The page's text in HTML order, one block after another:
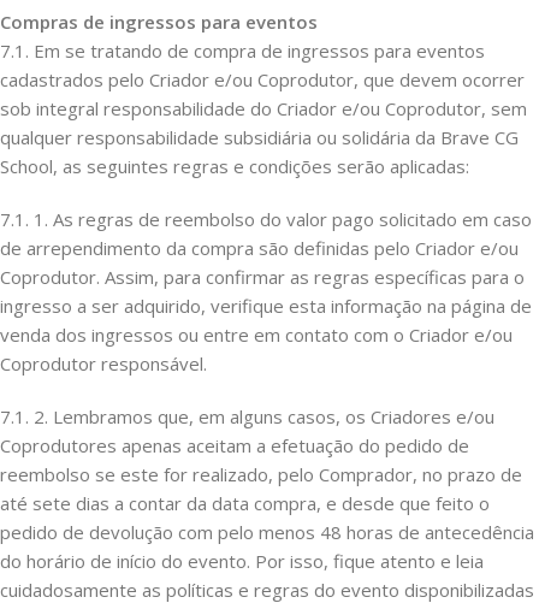
Compras de ingressos para eventos
7.1. Em se tratando de compra de ingressos para eventos
cadastrados pelo Criador e/ou Coprodutor, que devem ocorrer
sob integral responsabilidade do Criador e/ou Coprodutor, sem
qualquer responsabilidade subsidiária ou solidária da Brave CG
School, as seguintes regras e condições serão aplicadas:
7.1. 1. As regras de reembolso do valor pago solicitado em caso
de arrependimento da compra são definidas pelo Criador e/ou
Coprodutor. Assim, para confirmar as regras específicas para o
ingresso a ser adquirido, verifique esta informação na página de
venda dos ingressos ou entre em contato com o Criador e/ou
Coprodutor responsável.
7.1. 2. Lembramos que, em alguns casos, os Criadores e/ou
Coprodutores apenas aceitam a efetuação do pedido de
reembolso se este for realizado, pelo Comprador, no prazo de
até sete dias a contar da data compra, e desde que feito o
pedido de devolução com pelo menos 48 horas de antecedência
do horário de início do evento. Por isso, fique atento e leia
cuidadosamente as políticas e regras do evento disponibilizadas